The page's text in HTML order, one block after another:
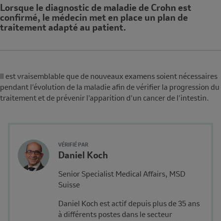
Note
Lorsque le diagnostic de maladie de Crohn est
confirmé, le médecin met en place un plan de
traitement adapté au patient.
Il est vraisemblable que de nouveaux examens soient nécessaires
pendant l'évolution de la maladie afin de vérifier la progression du
traitement et de prévenir l'apparition d'un cancer de l'intestin.
VÉRIFIÉ PAR
Author's
Avatar
Name
Affiliation
Daniel Koch
Description
Senior Specialist Medical Affairs, MSD
Suisse
Daniel Koch est actif depuis plus de 35 ans
à différents postes dans le secteur